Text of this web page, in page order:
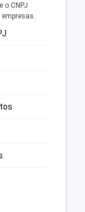
o CNPJ